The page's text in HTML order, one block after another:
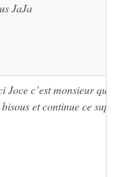
JaJa
Joce c’est monsieur qui
et continue ce